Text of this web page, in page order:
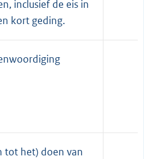
inclusief de eis in
kort geding.
tot het) doen van